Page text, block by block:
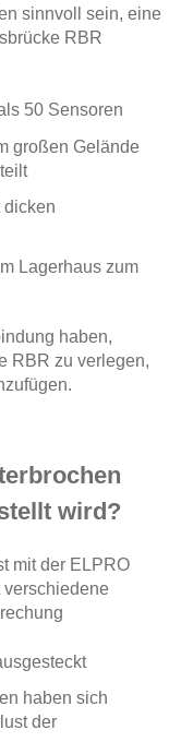
sinnvoll sein, eine
RBR
50 Sensoren
großen Gelände
dicken
Lagerhaus zum
haben,
RBR zu verlegen,
wird?
mit der ELPRO
verschiedene
haben sich
der